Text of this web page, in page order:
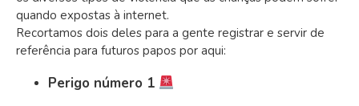
quando expostas à internet.
Recortamos dois deles para a gente registrar e servir de
referência para futuros papos por aqui:
Perigo número 1